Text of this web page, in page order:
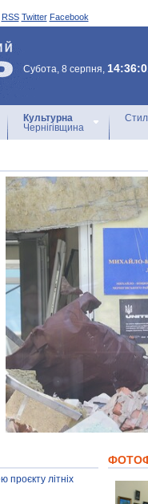
RSS Twitter Facebook
Субота, 8 серпня,
Культурна
Чернігівщина
проєкту літніх